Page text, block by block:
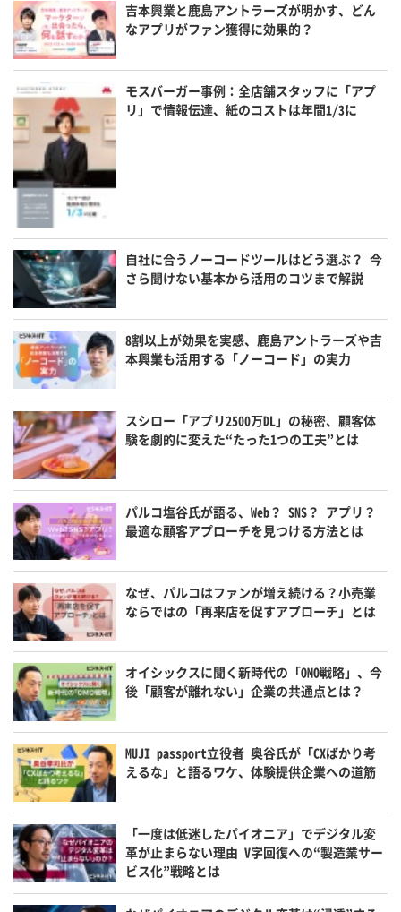
吉本興業と鹿島アントラーズが明かす、どん
なアプリがファン獲得に効果的？
モスバーガー事例：全店舗スタッフに「アプ
リ」で情報伝達、紙のコストは年間1/3に
自社に合うノーコードツールはどう選ぶ？ 今
さら聞けない基本から活用のコツまで解説
8割以上が効果を実感、鹿島アントラーズや吉
本興業も活用する「ノーコード」の実力
スシロー「アプリ2500万DL」の秘密、顧客体
験を劇的に変えた“たった1つの工夫”とは
パルコ塩谷氏が語る、Web？ SNS？ アプリ？
最適な顧客アプローチを見つける方法とは
なぜ、パルコはファンが増え続ける？小売業
ならではの「再来店を促すアプローチ」とは
オイシックスに聞く新時代の「OMO戦略」、今
後「顧客が離れない」企業の共通点とは？
MUJI passport立役者 奥谷氏が「CXばかり考
えるな」と語るワケ、体験提供企業への道筋
「一度は低迷したパイオニア」でデジタル変
革が止まらない理由 V字回復への“製造業サー
ビス化”戦略とは